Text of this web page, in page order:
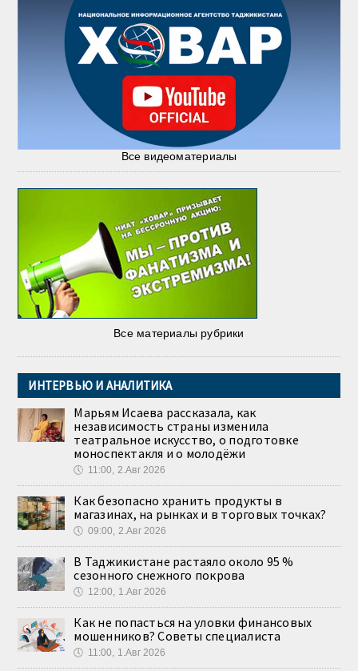
Все видеоматериалы
Все материалы рубрики
ИНТЕРВЬЮ И АНАЛИТИКА
Марьям Исаева рассказала, как
независимость страны изменила
театральное искусство, о подготовке
моноспектакля и о молодёжи
🕔 11:00, 2.Авг 2026
Как безопасно хранить продукты в
магазинах, на рынках и в торговых точках?
🕔 09:00, 2.Авг 2026
В Таджикистане растаяло около 95 %
сезонного снежного покрова
🕔 12:00, 1.Авг 2026
Как не попасться на уловки финансовых
мошенников? Советы специалиста
🕔 11:00, 1.Авг 2026